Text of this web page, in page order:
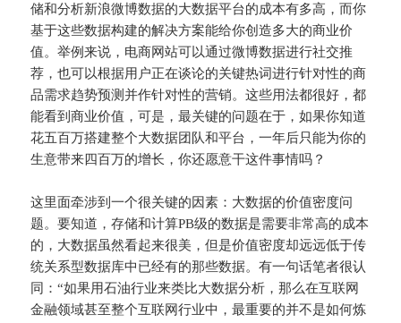
储和分析新浪微博数据的大数据平台的成本有多高，而你
基于这些数据构建的解决方案能给你创造多大的商业价
值。举例来说，电商网站可以通过微博数据进行社交推
荐，也可以根据用户正在谈论的关键热词进行针对性的商
品需求趋势预测并作针对性的营销。这些用法都很好，都
能看到商业价值，可是，最关键的问题在于，如果你知道
花五百万搭建整个大数据团队和平台，一年后只能为你的
生意带来四百万的增长，你还愿意干这件事情吗？
这里面牵涉到一个很关键的因素：大数据的价值密度问
题。要知道，存储和计算PB级的数据是需要非常高的成本
的，大数据虽然看起来很美，但是价值密度却远远低于传
统关系型数据库中已经有的那些数据。有一句话笔者很认
同：“如果用石油行业来类比大数据分析，那么在互联网
金融领域甚至整个互联网行业中，最重要的并不是如何炼